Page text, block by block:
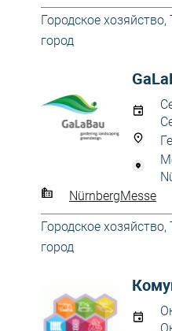
Городское хозяйство,
город
NürnbergMesse
Городское хозяйство,
город